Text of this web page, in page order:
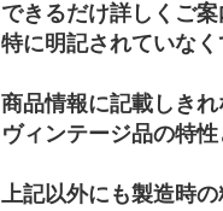
できるだけ詳しくご
特に明記されていな
商品情報に記載しき
ヴィンテージ品の特
上記以外にも製造時